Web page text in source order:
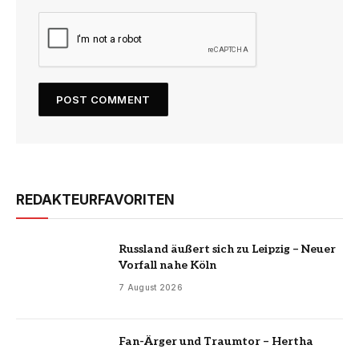
REDAKTEURFAVORITEN
Russland äußert sich zu Leipzig – Neuer
Vorfall nahe Köln
7 August 2026
Fan-Ärger und Traumtor – Hertha